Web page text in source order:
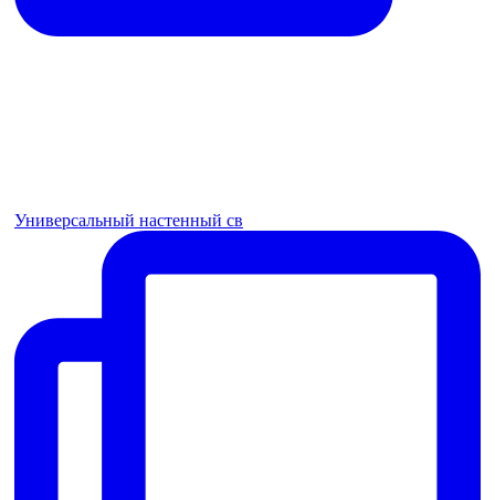
Универсальный настенный св